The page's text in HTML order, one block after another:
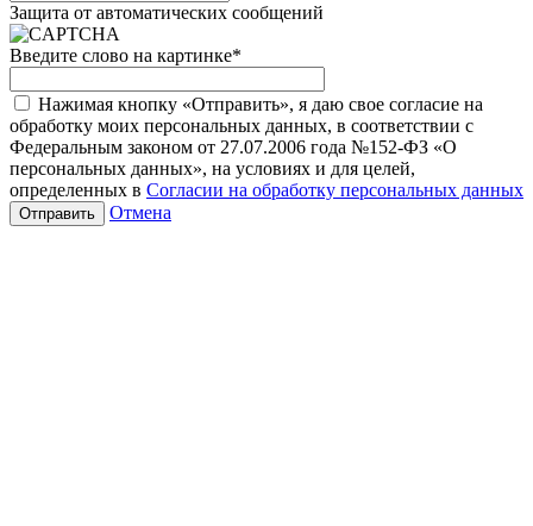
Защита от автоматических сообщений
Введите слово на картинке*
Нажимая кнопку «Отправить», я даю свое согласие на
обработку моих персональных данных, в соответствии с
Федеральным законом от 27.07.2006 года №152-ФЗ «О
персональных данных», на условиях и для целей,
определенных в Согласии на обработку персональных данных
Отмена